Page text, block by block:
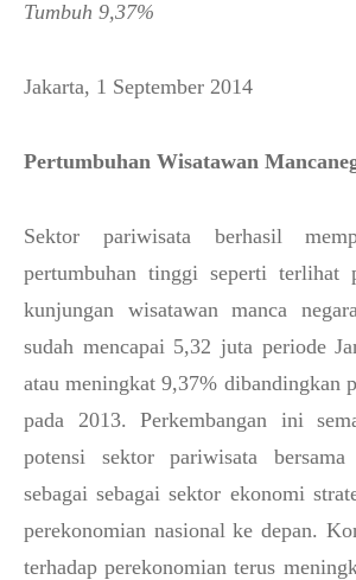
Tumbuh 9,37%
Jakarta, 1 September 2014
Pertumbuhan Wisatawan
Sektor pariwisata berhasil
pertumbuhan tinggi seperti terlihat
kunjungan wisatawan manca
sudah mencapai 5,32 juta periode
atau meningkat 9,37% dibandingkan
pada 2013. Perkembangan ini
potensi sektor pariwisata
sebagai sebagai sektor ekonomi
perekonomian nasional ke depan.
terhadap perekonomian terus